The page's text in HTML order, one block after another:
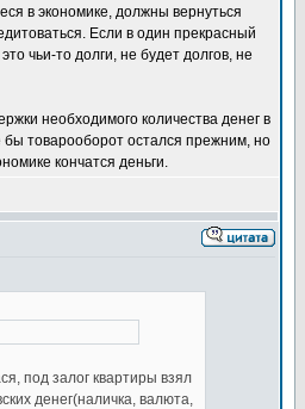
в экономике, должны вернуться
Если в один прекрасный
чьи-то долги, не будет долгов, не
необходимого количества денег в
товарооборот остался прежним, но
кончатся деньги.
под залог квартиры взял
денег(наличка, валюта,